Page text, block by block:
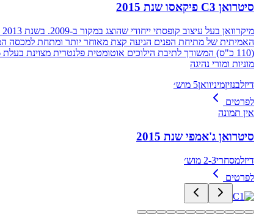
סיטרואן C3 פיקאסו שנת 2015
מוניות ומורי נהיגה
דיזלבנזיןמיניוואן5 מוש׳
לפרטים
אין תמונה
סיטרואן ג'אמפי שנת 2015
דיזלמסחרי2-3 מוש׳
לפרטים